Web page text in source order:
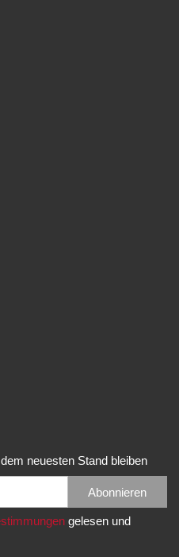
neuesten Stand bleiben
Abonnieren
gelesen und